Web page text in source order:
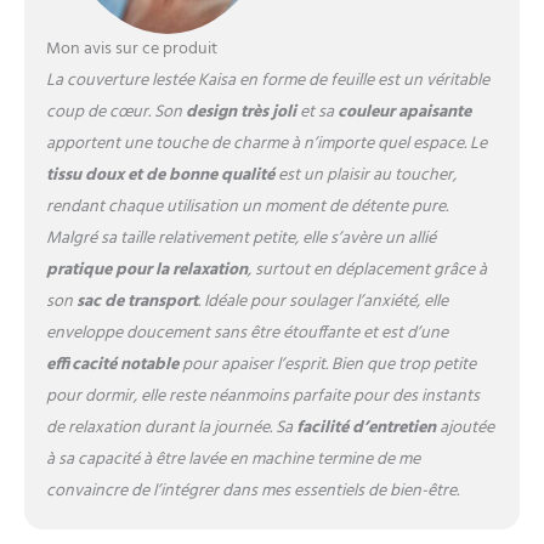
musculaires Design chic en
forme de feuille : avec son
design unique inspiré des
feuilles, cette couverture
lestée de voyage n'est pas
seulement fonctionnelle,
c'est un plaisir visuel. Les
petits modules de poids
astucieusement conçus
garantissent un confort
global qui ressemble à une
étreinte chaleureuse Idée
cadeau attentionnée : la
couverture lestée Kaisa pour
voyage est disponible en
plusieurs couleurs et est
livrée avec une boîte cadeau
Mon avis sur ce produit
La couverture lestée Kaisa en forme de feuille est un véritable
coup de cœur. Sondesign très joliet sacouleur apaisante
apportent une touche de charme à n’importe quel espace. Le
tissu doux et de bonne qualitéest un plaisir au toucher,
rendant chaque utilisation un moment de détente pure.
Malgré sa taille relativement petite, elle s’avère un allié
pratique pour la relaxation, surtout en déplacement grâce à
sonsac de transport. Idéale pour soulager l’anxiété, elle
enveloppe doucement sans être étouffante et est d’une
efficacité notablepour apaiser l’esprit. Bien que trop petite
pour dormir, elle reste néanmoins parfaite pour des instants
de relaxation durant la journée. Safacilité d’entretienajoutée
à sa capacité à être lavée en machine termine de me
convaincre de l’intégrer dans mes essentiels de bien-être.